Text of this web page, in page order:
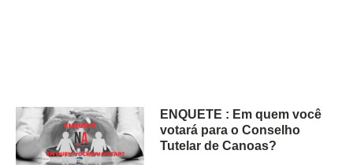
ENQUETE : Em quem você
votará para o Conselho
Tutelar de Canoas?